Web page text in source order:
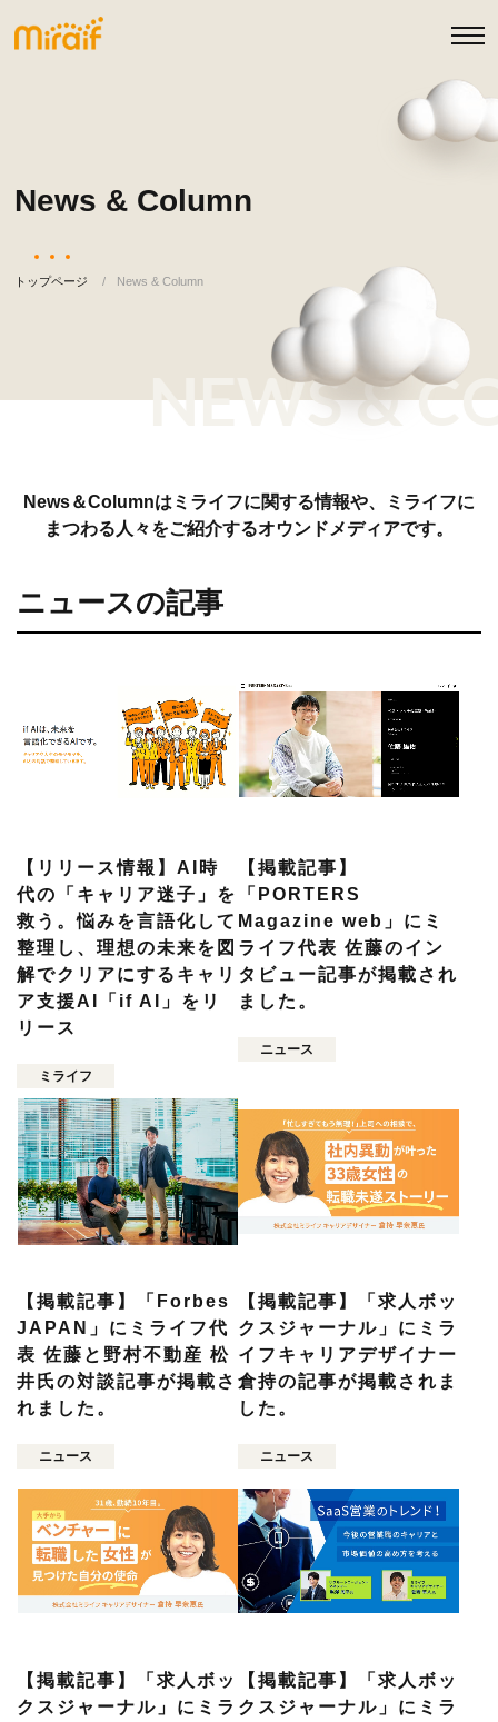
News & Column
トップページ News & Column
NEWS &
News＆Columnはミライフに関する情報や、ミライフに
まつわる人々をご紹介するオウンドメディアです。
ニュースの記事
【リリース情報】AI時
代の「キャリア迷子」を
救う。悩みを言語化して
整理し、理想の未来を図
解でクリアにするキャリ
ア支援AI「if AI」をリ
リース
ミライフ
【掲載記事】
「PORTERS
Magazine web」にミ
ライフ代表 佐藤のイン
タビュー記事が掲載され
ました。
ニュース
【掲載記事】「Forbes
JAPAN」にミライフ代
表 佐藤と野村不動産 松
井氏の対談記事が掲載さ
れました。
ニュース
【掲載記事】「求人ボッ
クスジャーナル」にミラ
イフキャリアデザイナー
倉持の記事が掲載されま
した。
ニュース
【掲載記事】「求人ボッ
クスジャーナル」にミラ
【掲載記事】「求人ボッ
クスジャーナル」にミラ